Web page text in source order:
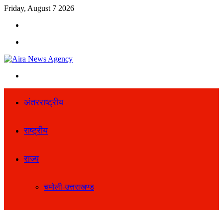
Friday, August 7 2026
अंतरराष्ट्रीय
राष्ट्रीय
राज्य
चमोली-उत्तराखण्ड